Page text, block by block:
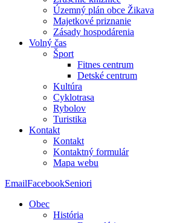
Územný plán obce Žikava
Majetkové priznanie
Zásady hospodárenia
Volný čas
Šport
Fitnes centrum
Detské centrum
Kultúra
Cyklotrasa
Rybolov
Turistika
Kontakt
Kontakt
Kontaktný formulár
Mapa webu
EmailFacebookSeniori
Obec
História